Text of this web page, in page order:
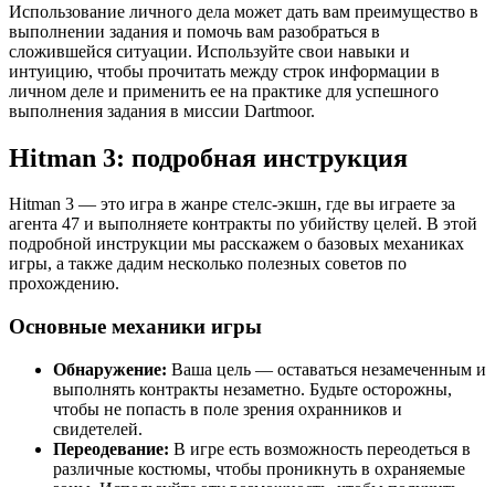
Использование личного дела может дать вам преимущество в
выполнении задания и помочь вам разобраться в
сложившейся ситуации. Используйте свои навыки и
интуицию, чтобы прочитать между строк информации в
личном деле и применить ее на практике для успешного
выполнения задания в миссии Dartmoor.
Hitman 3: подробная инструкция
Hitman 3 — это игра в жанре стелс-экшн, где вы играете за
агента 47 и выполняете контракты по убийству целей. В этой
подробной инструкции мы расскажем о базовых механиках
игры, а также дадим несколько полезных советов по
прохождению.
Основные механики игры
Обнаружение: Ваша цель — оставаться незамеченным и
выполнять контракты незаметно. Будьте осторожны,
чтобы не попасть в поле зрения охранников и
свидетелей.
Переодевание: В игре есть возможность переодеться в
различные костюмы, чтобы проникнуть в охраняемые